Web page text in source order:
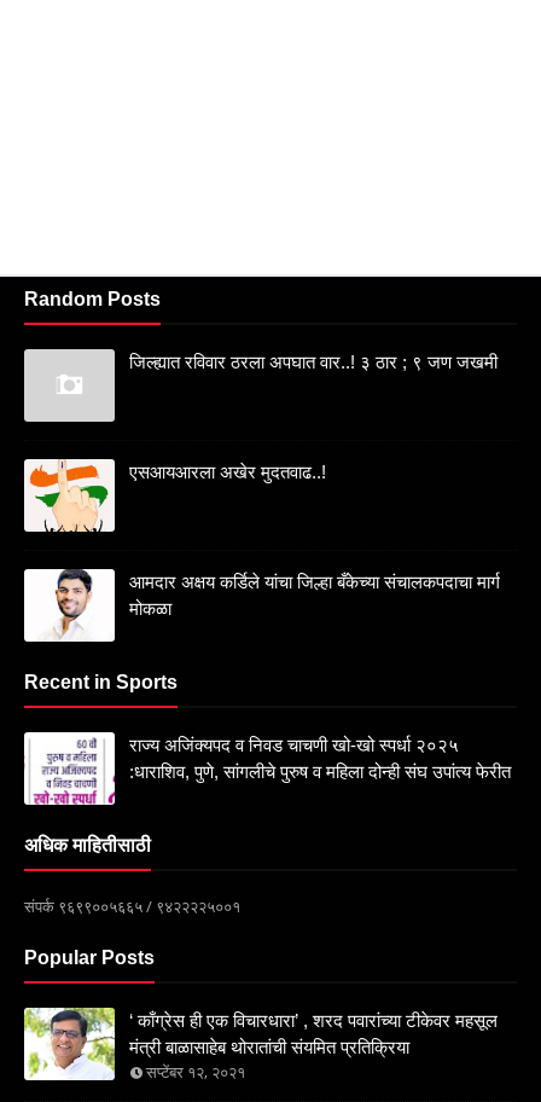
Random Posts
जिल्ह्यात रविवार ठरला अपघात वार..! ३ ठार ; ९ जण जखमी
एसआयआरला अखेर मुदतवाढ..!
आमदार अक्षय कर्डिले यांचा जिल्हा बँकेच्या संचालकपदाचा मार्ग
मोकळा
Recent in Sports
राज्य अजिंक्यपद व निवड चाचणी खो-खो स्पर्धा २०२५
:धाराशिव, पुणे, सांगलीचे पुरुष व महिला दोन्ही संघ उपांत्य फेरीत
अधिक माहितीसाठी
संपर्क ९६९९००५६६५ / ९४२२२२५००१
Popular Posts
‘ काँग्रेस ही एक विचारधारा’ , शरद पवारांच्या टीकेवर महसूल
मंत्री बाळासाहेब थोरातांची संयमित प्रतिक्रिया
सप्टेंबर १२, २०२१